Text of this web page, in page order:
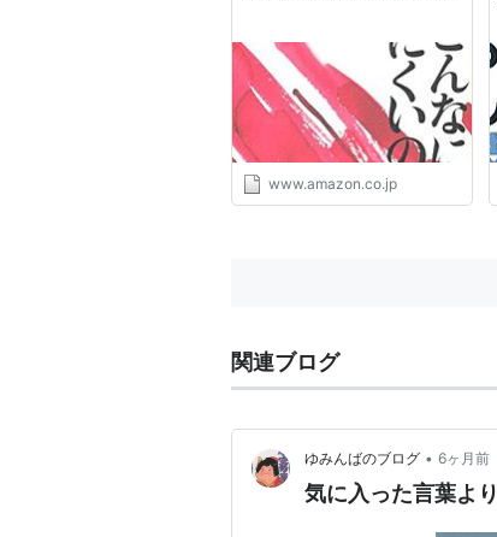
www.amazon.co.jp
関連ブログ
ゆみんばのブログ • 6ヶ月前
気に入った言葉より